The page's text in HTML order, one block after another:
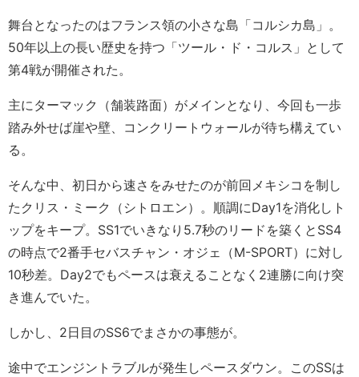
舞台となったのはフランス領の小さな島「コルシカ島」。
50年以上の長い歴史を持つ「ツール・ド・コルス」として
第4戦が開催された。
主にターマック（舗装路面）がメインとなり、今回も一歩
踏み外せば崖や壁、コンクリートウォールが待ち構えてい
る。
そんな中、初日から速さをみせたのが前回メキシコを制し
たクリス・ミーク（シトロエン）。順調にDay1を消化しト
ップをキープ。SS1でいきなり5.7秒のリードを築くとSS4
の時点で2番手セバスチャン・オジェ（M-SPORT）に対し
10秒差。Day2でもペースは衰えることなく2連勝に向け突
き進んでいた。
しかし、2日目のSS6でまさかの事態が。
途中でエンジントラブルが発生しペースダウン。このSSは